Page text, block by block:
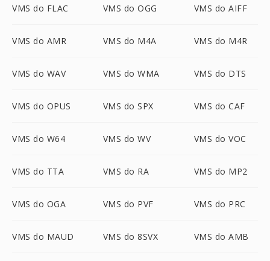
VMS do FLAC VMS do OGG VMS do AIFF
VMS do AMR VMS do M4A VMS do M4R
VMS do WAV VMS do WMA VMS do DTS
VMS do OPUS VMS do SPX VMS do CAF
VMS do W64 VMS do WV VMS do VOC
VMS do TTA VMS do RA VMS do MP2
VMS do OGA VMS do PVF VMS do PRC
VMS do MAUD VMS do 8SVX VMS do AMB